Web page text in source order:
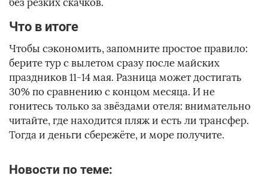
Что в итоге
Чтобы сэкономить, запомните простое правило:
берите тур с вылетом сразу после майских
праздников 11-14 мая. Разница может достигать
30% по сравнению с концом месяца. И не
гонитесь только за звёздами отеля: внимательно
читайте, где находится пляж и есть ли трансфер.
Тогда и деньги сбережёте, и море получите.
Новости по теме: